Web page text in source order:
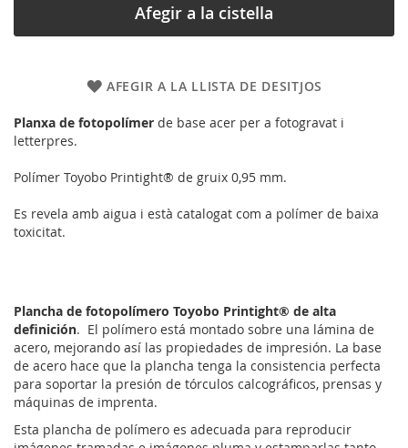
Afegir a la cistella
AFEGIR A LA LLISTA DE DESITJOS
Planxa de fotopolímer de base acer per a fotogravat i
letterpres.
Polímer Toyobo Printight® de gruix 0,95 mm.
Es revela amb aigua i està catalogat com a polímer de baixa
toxicitat.
Plancha de fotopolímero Toyobo Printight® de alta
definición. El polímero está montado sobre una lámina de
acero, mejorando así las propiedades de impresión. La base
de acero hace que la plancha tenga la consistencia perfecta
para soportar la presión de tórculos calcográficos, prensas y
máquinas de imprenta.
Esta plancha de polímero es adecuada para reproducir